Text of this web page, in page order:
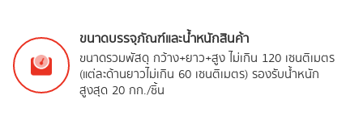
ขนาดบรรจุภัณฑ์และน้ำหนักสินค้า
ขนาดรวมพัสดุ กว้าง+ยาว+สูง ไม่เกิน 120 เซนติเมตร
(แต่ละด้านยาวไม่เกิน 60 เซนติเมตร) รองรับน้ำหนัก
สูงสุด 20 กก./ชิ้น